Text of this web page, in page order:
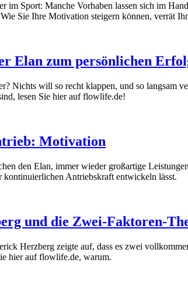
im Sport: Manche Vorhaben lassen sich im
Sie Ihre Motivation steigern können, verrät
Elan zum persönlichen
Nichts will so recht klappen, und so langsam
lesen Sie hier auf flowlife.de!
Motivation
den Elan, immer wieder großartige
kontinuierlichen Antriebskraft entwickeln lässt.
und die Zwei-Faktoren-
Herzberg zeigte auf, dass es zwei
hier auf flowlife.de, warum.